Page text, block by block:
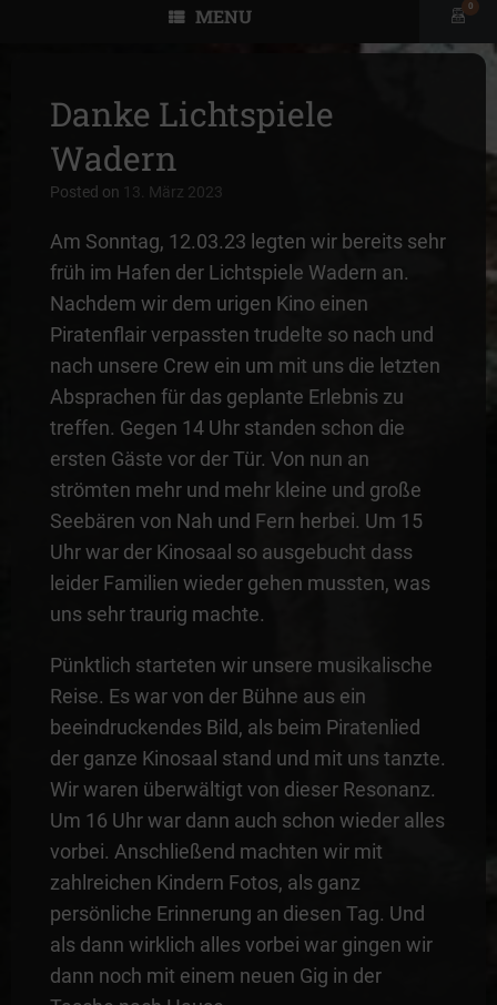
MENU
View
cart
0
Danke Lichtspiele
Wadern
Posted on 13. März 2023
Am Sonntag, 12.03.23 legten wir bereits sehr
früh im Hafen der Lichtspiele Wadern an.
Nachdem wir dem urigen Kino einen
Piratenflair verpassten trudelte so nach und
nach unsere Crew ein um mit uns die letzten
Absprachen für das geplante Erlebnis zu
treffen. Gegen 14 Uhr standen schon die
ersten Gäste vor der Tür. Von nun an
strömten mehr und mehr kleine und große
Seebären von Nah und Fern herbei. Um 15
Uhr war der Kinosaal so ausgebucht dass
leider Familien wieder gehen mussten, was
uns sehr traurig machte.
Pünktlich starteten wir unsere musikalische
Reise. Es war von der Bühne aus ein
beeindruckendes Bild, als beim Piratenlied
der ganze Kinosaal stand und mit uns tanzte.
Wir waren überwältigt von dieser Resonanz.
Um 16 Uhr war dann auch schon wieder alles
vorbei. Anschließend machten wir mit
zahlreichen Kindern Fotos, als ganz
persönliche Erinnerung an diesen Tag. Und
als dann wirklich alles vorbei war gingen wir
dann noch mit einem neuen Gig in der